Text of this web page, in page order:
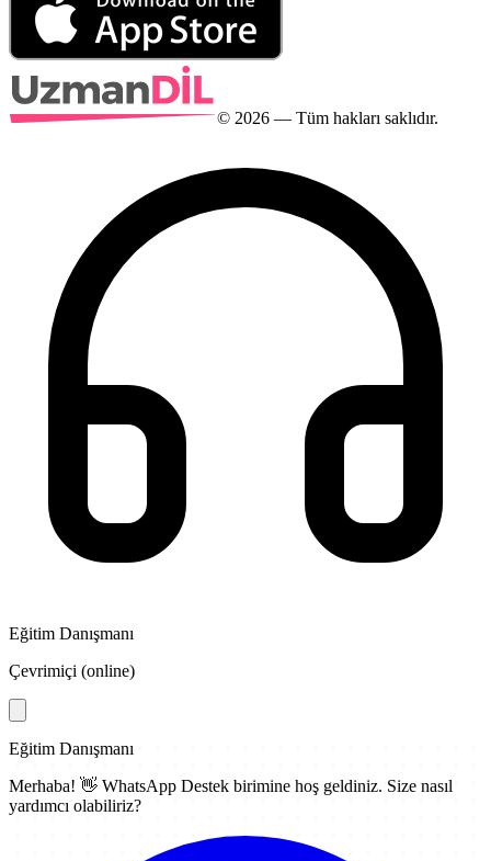
© 2026 — Tüm hakları saklıdır.
Eğitim Danışmanı
Çevrimiçi (online)
Eğitim Danışmanı
Merhaba! 👋 WhatsApp Destek birimine hoş geldiniz. Size nasıl
yardımcı olabiliriz?